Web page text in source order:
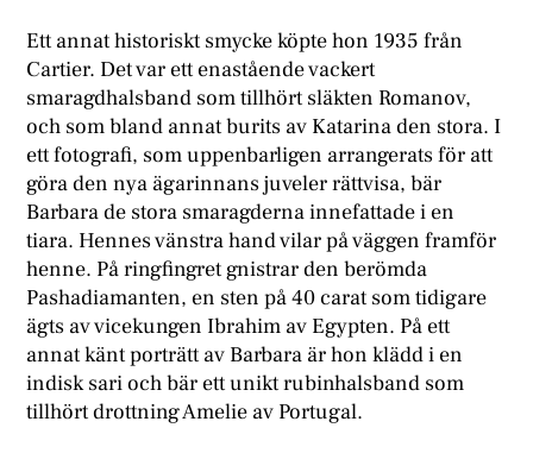
Ett annat historiskt smycke köpte hon 1935 från
Cartier. Det var ett enastående vackert
smaragdhalsband som tillhört släkten Romanov,
och som bland annat burits av Katarina den stora. I
ett fotografi, som uppenbarligen arrangerats för att
göra den nya ägarinnans juveler rättvisa, bär
Barbara de stora smaragderna innefattade i en
tiara. Hennes vänstra hand vilar på väggen framför
henne. På ringfingret gnistrar den berömda
Pashadiamanten, en sten på 40 carat som tidigare
ägts av vicekungen Ibrahim av Egypten. På ett
annat känt porträtt av Barbara är hon klädd i en
indisk sari och bär ett unikt rubinhalsband som
tillhört drottning Amelie av Portugal.